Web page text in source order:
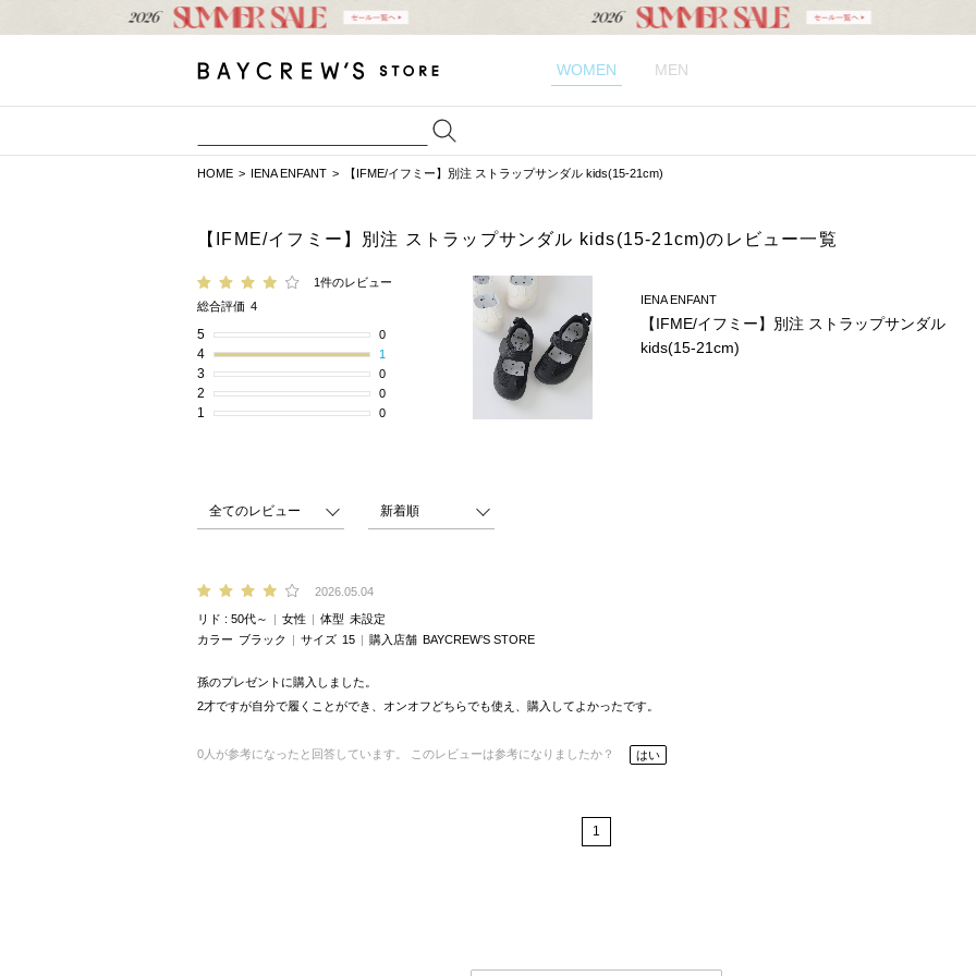
WOMEN MEN
HOME IENA ENFANT 【IFME/イフミー】別注 ストラップサンダル kids(15-21cm)
【IFME/イフミー】別注 ストラップサンダル kids(15-21cm)のレビュー一覧
1件のレビュー
総合評価 4
5 0
4 1
3 0
2 0
1 0
IENA ENFANT
【IFME/イフミー】別注 ストラップサンダル
kids(15-21cm)
2026.05.04
リド 50代～ 女性 体型 未設定
カラー ブラック サイズ 15 購入店舗 BAYCREW’S STORE
孫のプレゼントに購入しました。
2才ですが自分で履くことができ、オンオフどちらでも使え、購入してよかったです。
0 人が参考になったと回答しています。 このレビューは参考になりましたか？ はい
1